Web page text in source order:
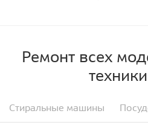
Ремонт всех
Стиральные машины